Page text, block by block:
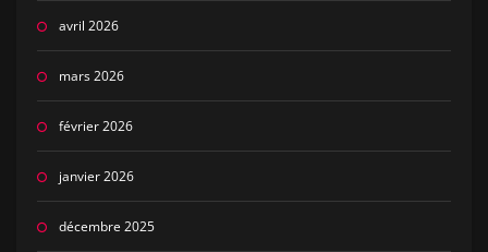
avril 2026
mars 2026
février 2026
janvier 2026
décembre 2025